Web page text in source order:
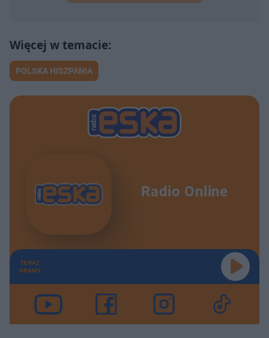
POLSKA HISZPANIA
Radio Online
TERAZ
GRAMY